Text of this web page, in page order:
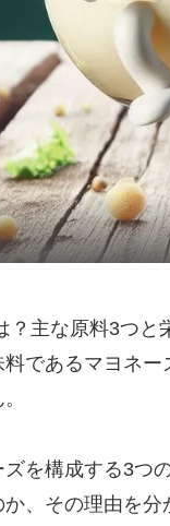
？主な原料3つ
であるマヨネ
を構成する3つ
、その理由を分